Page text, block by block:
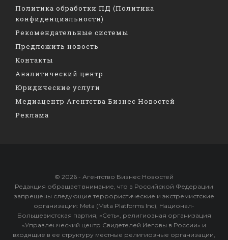
Политика обработки ПД (Политика
конфиденциальности)
Рекомендательные системы
Предложить новость
Контакты
Аналитический центр
Юридические услуги
Медиацентр Агентства Бизнес Новостей
Реклама
© 2026 - Агентство Бизнес Новостей
Редакция обращает внимание, что в Российской Федерации
запрещены следующие террористические и экстремистские
организации: Meta (Meta Platforms Inc), Национал-
Большевистская партия, «Сеть», религиозная организация
«Управленческий центр Свидетелей Иеговы в России» и
входящие в ее структуру местные религиозные организации,